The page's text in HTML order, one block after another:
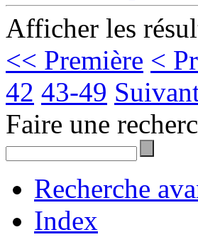
Afficher les
<< Première <
42 43-49
Faire une
Recherche
Index